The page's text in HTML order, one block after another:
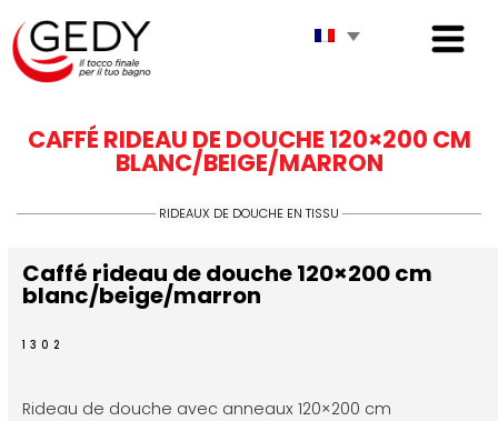
CAFFÉ RIDEAU DE DOUCHE 120×200 CM
BLANC/BEIGE/MARRON
RIDEAUX DE DOUCHE EN TISSU
Caffé rideau de douche 120×200 cm
blanc/beige/marron
1302
Rideau de douche avec anneaux 120×200 cm